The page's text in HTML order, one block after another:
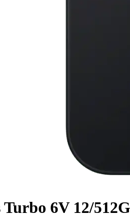
Turbo 6V 12/